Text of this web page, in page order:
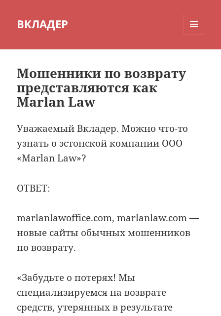
ВКЛАДЕР
Мошенники по возврату
представляются как
Marlan Law
Уважаемый Вкладер. Можно что-то
узнать о эстонской компании OOO
«Marlan Law»?
ОТВЕТ:
marlanlawoffice.com, marlanlaw.com —
новые сайты обычных мошенников
по возврату.
«Забудьте о потерях! Мы
специализируемся на возврате
средств, утерянных в результате